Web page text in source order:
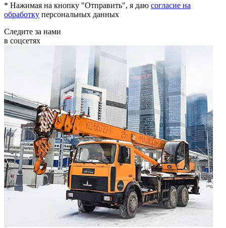
* Нажимая на кнопку "Отправить", я даю согласие на
обработку персональных данных
Следите за нами
в соцсетях